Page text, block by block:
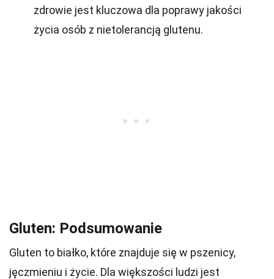
zdrowie jest kluczowa dla poprawy jakości
życia osób z nietolerancją glutenu.
Gluten: Podsumowanie
Gluten to białko, które znajduje się w pszenicy,
jęczmieniu i życie. Dla większości ludzi jest